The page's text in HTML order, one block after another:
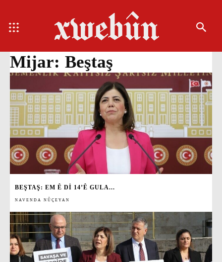
Mijar: Beştaş
BEŞTAŞ: EM Ê DI 14’Ê GULA...
NAVENDA NÛÇEYAN